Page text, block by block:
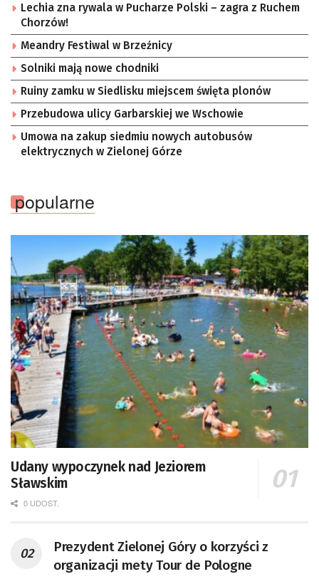
Lechia zna rywala w Pucharze Polski – zagra z Ruchem
Chorzów!
Meandry Festiwal w Brzeźnicy
Solniki mają nowe chodniki
Ruiny zamku w Siedlisku miejscem święta plonów
Przebudowa ulicy Garbarskiej we Wschowie
Umowa na zakup siedmiu nowych autobusów
elektrycznych w Zielonej Górze
popularne
Udany wypoczynek nad Jeziorem
Sławskim
0 UDOST.
Prezydent Zielonej Góry o korzyści z
organizacji mety Tour de Pologne